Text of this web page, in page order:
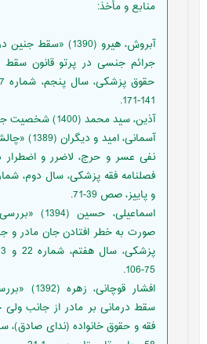
منابع و مأخذ:
آبروش، هیرو (1390)
جرائم جنسی در پرتو قانون سقط
141-171.
آذین، سید محمد (1400) شخصیت جنین، تهران، میزان.
آسمانی، امید و
نفی عسر و حرج، لاضرر و اضطرار
و پاییز، صص 39-71.
اسماعیلی،
صورت به خطر افتادن جان مادر و
75-106.
افشار قوچانی،
سقط درمانی بر مادر از جانب ولیّ
فقه و حقوق خانواده (ندای صادق)،